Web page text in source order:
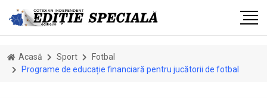
Acasă Sport
Fotbal
Programe de educație financiară pentru jucătorii de fotbal